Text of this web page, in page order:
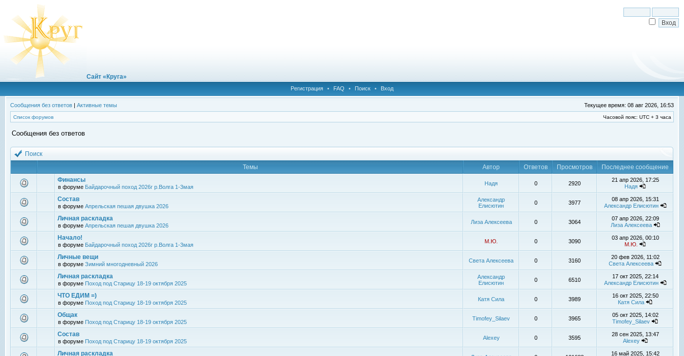
Сайт «Круга»
Регистрация • FAQ • Поиск • Вход
Сообщения без ответов | Активные темы Текущее время: 08 авг 2026, 16:53
Список форумов Часовой пояс: UTC + 3 часа
Сообщения без ответов
Поиск
Темы
Автор Ответов Просмотров
Последнее сообщение
Финансы
в форуме Байдарочный поход 2026г р.Волга 1-3мая
Надя 0 2920
21 апр 2026, 17:25
Надя
Состав
в форуме Апрельская пешая двушка 2026
Александр
Елисютин
0 3977
08 апр 2026, 15:31
Александр Елисютин
Личная раскладка
в форуме Апрельская пешая двушка 2026
Лиза Алексеева 0 3064
07 апр 2026, 22:09
Лиза Алексеева
Начало!
в форуме Байдарочный поход 2026г р.Волга 1-3мая
М.Ю. 0 3090
03 апр 2026, 00:10
М.Ю.
Личные вещи
в форуме Зимний многодневный 2026
Света Алексеева 0 3160
20 фев 2026, 11:02
Света Алексеева
Личная раскладка
в форуме Поход под Старицу 18-19 октября 2025
Александр
Елисютин
0 6510
17 окт 2025, 22:14
Александр Елисютин
ЧТО ЕДИМ =)
в форуме Поход под Старицу 18-19 октября 2025
Катя Сила 0 3989
16 окт 2025, 22:50
Катя Сила
Общак
в форуме Поход под Старицу 18-19 октября 2025
Timofey_Silaev 0 3965
05 окт 2025, 14:02
Timofey_Silaev
Состав
в форуме Поход под Старицу 18-19 октября 2025
Alexey 0 3595
28 сен 2025, 13:47
Alexey
Личная раскладка
16 май 2025, 15:42